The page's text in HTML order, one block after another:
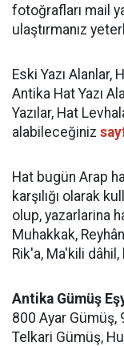
fotoğrafları mail
ulaştırmanız
Eski Yazı Alanlar,
Antika Hat Yazı
Yazılar, Hat
alabileceğiniz
Hat bugün Arap
karşılığı olarak
olup, yazarlarina
Muhakkak,
Rik'a, Ma'kili
Antika Gümüş
800 Ayar Gümüş,
Telkari Gümüş,